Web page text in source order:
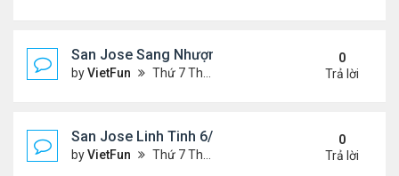
San Jose Sang Nhượng 6/4/21-6/11/21
byVietFun Thứ 7 Tháng 6 05, 2021 9:18 am
0
Trả lời
San Jose Linh Tinh 6/4/21 - 6/11/21
byVietFun Thứ 7 Tháng 6 05, 2021 9:17 am
0
Trả lời